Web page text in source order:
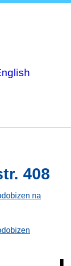
408
na